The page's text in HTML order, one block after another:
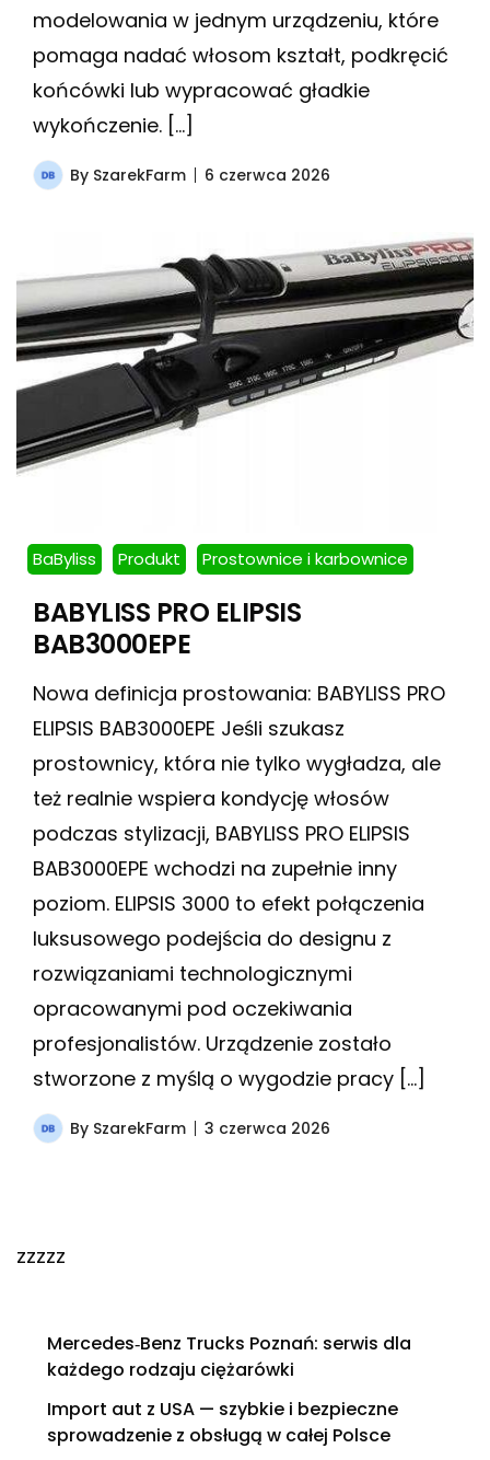
modelowania w jednym urządzeniu, które
pomaga nadać włosom kształt, podkręcić
końcówki lub wypracować gładkie
wykończenie. […]
By SzarekFarm 6 czerwca 2026
BaByliss Produkt Prostownice i karbownice
BABYLISS PRO ELIPSIS
BAB3000EPE
Nowa definicja prostowania: BABYLISS PRO
ELIPSIS BAB3000EPE Jeśli szukasz
prostownicy, która nie tylko wygładza, ale
też realnie wspiera kondycję włosów
podczas stylizacji, BABYLISS PRO ELIPSIS
BAB3000EPE wchodzi na zupełnie inny
poziom. ELIPSIS 3000 to efekt połączenia
luksusowego podejścia do designu z
rozwiązaniami technologicznymi
opracowanymi pod oczekiwania
profesjonalistów. Urządzenie zostało
stworzone z myślą o wygodzie pracy […]
By SzarekFarm 3 czerwca 2026
zzzzz
Mercedes‑Benz Trucks Poznań: serwis dla
każdego rodzaju ciężarówki
Import aut z USA — szybkie i bezpieczne
sprowadzenie z obsługą w całej Polsce